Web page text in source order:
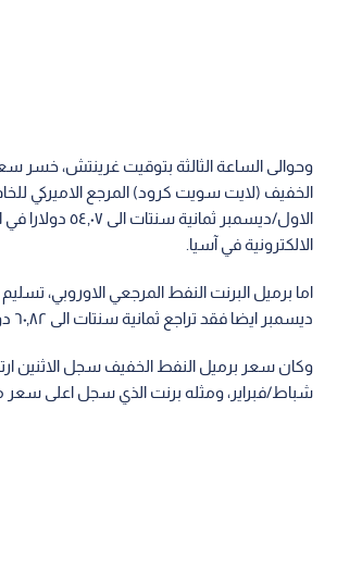
وحوالى الساعة الثالثة بتوقيت غرينتش، خسر
الخفيف (لايت سويت كرود) المرجع الاميركي
الاول/ديسمبر ثمانية سنتات
الالكترونية في آسيا.
اما برميل البرنت النفط المرجعي الاوروبي،
ديسمبر ايضا فقد تراجع ثمانية سنتات الى ٦٠,٨٢ دولارا.
وكان سعر برميل النفط الخفيف سجل الاثنين
شباط/فبراير، ومثله برنت الذي سجل اعلى سعر